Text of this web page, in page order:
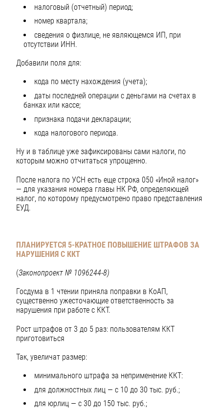
налоговый (отчетный) период;
номер квартала;
сведения о физлице, не являющемся ИП, при
отсутствии ИНН.
Добавили поля для:
кода по месту нахождения (учета);
даты последней операции с деньгами на счетах в
банках или кассе;
признака подачи декларации;
кода налогового периода.
Ну и в таблице уже зафиксированы сами налоги, по
которым можно отчитаться упрощенно.
После налога по УСН есть еще строка 050 «Иной налог»
— для указания номера главы НК РФ, определяющей
налог, по которому предусмотрено право представления
ЕУД.
ПЛАНИРУЕТСЯ 5-КРАТНОЕ ПОВЫШЕНИЕ ШТРАФОВ ЗА
НАРУШЕНИЯ С ККТ
(Законопроект № 1096244-8)
Госдума в 1 чтении приняла поправки в КоАП,
существенно ужесточающие ответственность за
нарушения при работе с ККТ.
Рост штрафов от 3 до 5 раз: пользователям ККТ
приготовиться
Так, увеличат размер:
минимального штрафа за неприменение ККТ:
для должностных лиц — с 10 до 30 тыс. руб.;
для юрлиц — с 30 до 150 тыс. руб.;